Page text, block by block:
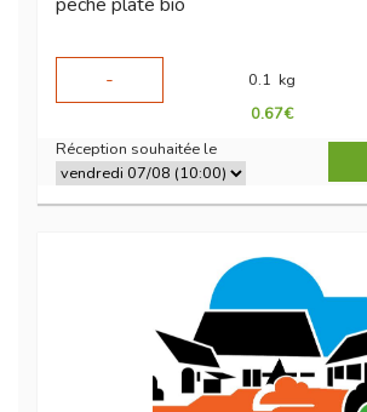
-
0.1 kg
0.67€
Réception souhaitée le